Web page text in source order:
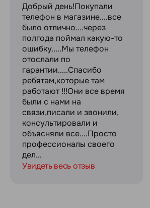
Добрый день!Покупали
телефон в магазине....все
было отлично....через
полгода поймал какую-то
ошибку.....Мы телефон
отослали по
гарантии.....Спасибо
ребятам,которые там
работают !!!Они все время
были с нами на
связи,писали и звонили,
консультировали и
объясняли все....Просто
профессионалы своего
дел...
Увидеть весь отзыв